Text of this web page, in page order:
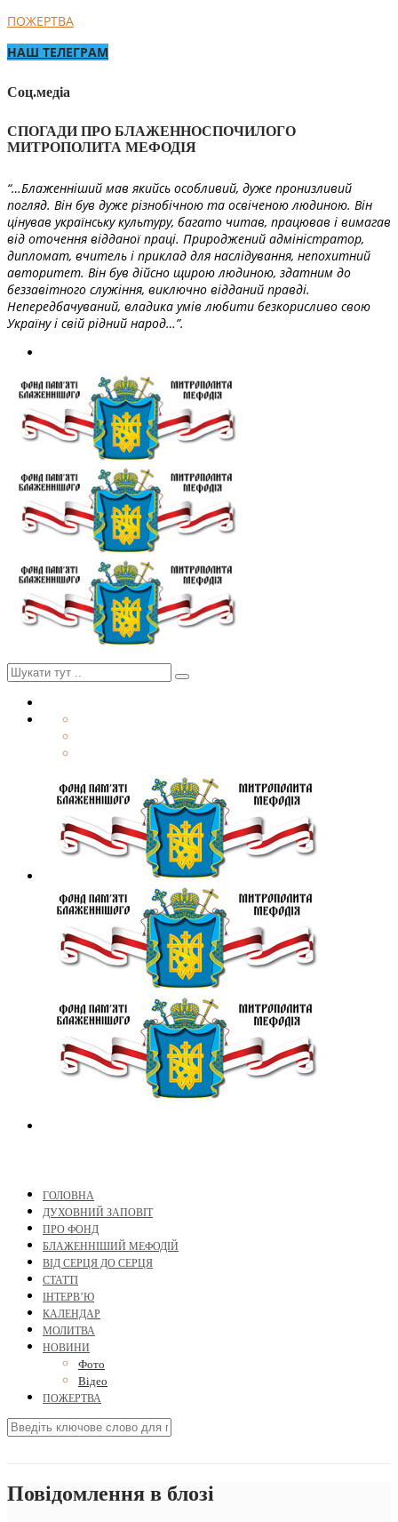
ПОЖЕРТВА
НАШ ТЕЛЕГРАМ
Соц.медіа
СПОГАДИ ПРО БЛАЖЕННОСПОЧИЛОГО
МИТРОПОЛИТА МЕФОДІЯ
“…Блаженніший мав якийсь особливий, дуже пронизливий
погляд. Він був дуже різнобічною та освіченою людиною. Він
цінував українську культуру, багато читав, працював і вимагав
від оточення відданої праці. Природжений адміністратор,
дипломат, вчитель і приклад для наслідування, непохитний
авторитет. Він був дійсно щирою людиною, здатним до
беззавітного служіння, виключно відданий правді.
Непередбачуваний, владика умів любити безкорисливо свою
Україну і свій рідний народ…”.
ГОЛОВНА
ДУХОВНИЙ ЗАПОВІТ
ПРО ФОНД
БЛАЖЕННІШИЙ МЕФОДІЙ
ВІД СЕРЦЯ ДО СЕРЦЯ
СТАТТІ
ІНТЕРВ’Ю
КАЛЕНДАР
МОЛИТВА
НОВИНИ
Фото
Відео
ПОЖЕРТВА
Повідомлення в блозі